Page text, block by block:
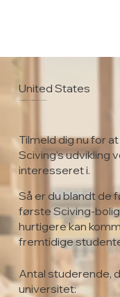
United States
University of Minnesota Crookston
Tilmeld dig nu for
Sciving's udvikling
interesseret i.
Så er du blandt de
første Sciving-
hurtigere kan
fremtidige
Antal studerende,
universitet: